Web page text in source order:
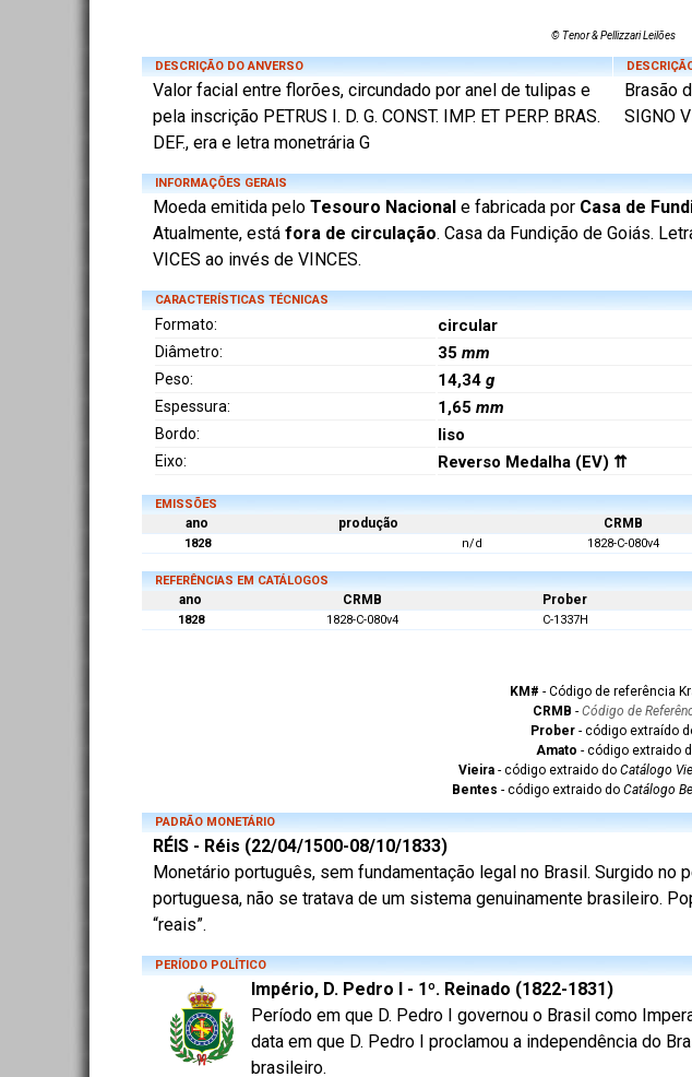
© Tenor & Pellizzari Leilões
DESCRIÇÃO DO ANVERSO
Valor facial entre florões, circundado por anel de tulipas e
pela inscrição PETRUS I. D. G. CONST. IMP. ET PERP. BRAS.
DEF., era e letra monetrária G
Brasão
SIGNO
INFORMAÇÕES GERAIS
Moeda emitida pelo Tesouro Nacional e fabricada por Casa de
Atualmente, está fora de circulação. Casa da Fundição de Goiás.
VICES ao invés de VINCES.
CARACTERÍSTICAS TÉCNICAS
Formato: circular
Diâmetro: 35 mm
Peso: 14,34 g
Espessura: 1,65 mm
Bordo: liso
Eixo: Reverso Medalha (EV) ⇈
EMISSÕES
ano produção CRMB
1828 n/d 1828-C-080v4
REFERÊNCIAS EM CATÁLOGOS
ano CRMB Prober
1828 1828-C-080v4 C-1337H
KM# - Código de referência
CRMB - Código de
Prober - código extraído
Amato - código extraido
Vieira - código extraido do Catálogo
Bentes - código extraido do Catálogo
PADRÃO MONETÁRIO
RÉIS - Réis (22/04/1500-08/10/1833)
Monetário português, sem fundamentação legal no Brasil. Surgido no
portuguesa, não se tratava de um sistema genuinamente brasileiro.
“reais”.
PERÍODO POLÍTICO
Império, D. Pedro I - 1º. Reinado (1822-1831)
Período em que D. Pedro I governou o Brasil como
data em que D. Pedro I proclamou a independência do
brasileiro.